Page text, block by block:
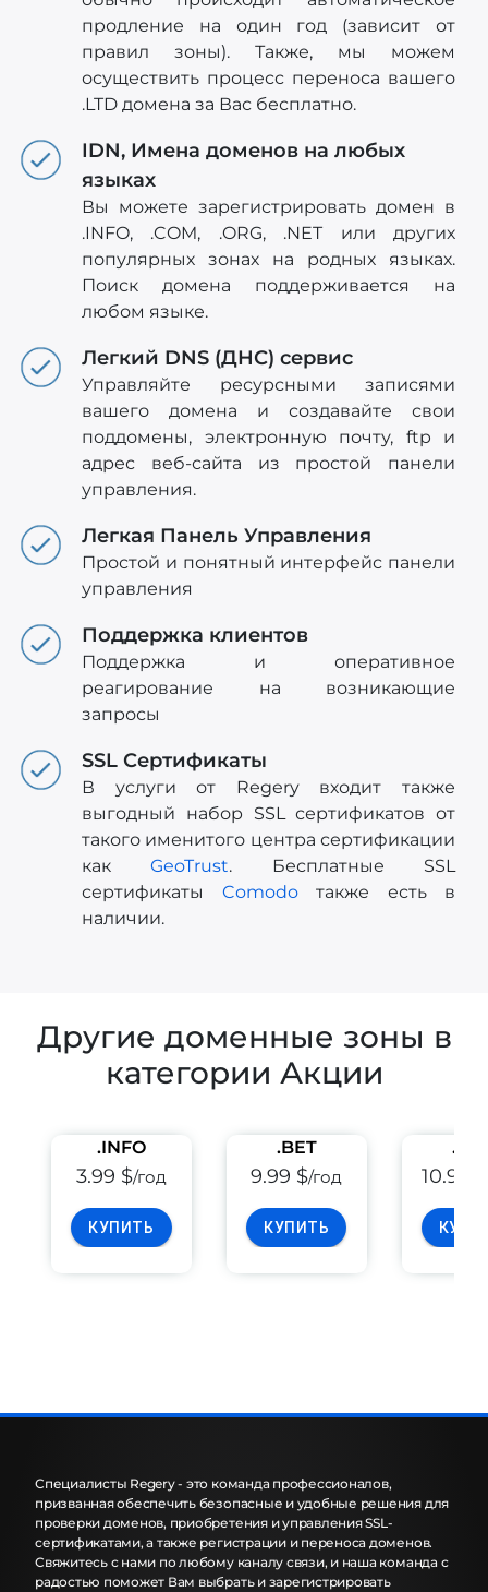
продление на один год (зависит от
правил зоны). Также, мы можем
осуществить процесс переноса вашего
.LTD домена за Вас бесплатно.
IDN, Имена доменов на любых
языках
Вы можете зарегистрировать домен в
.INFO, .COM, .ORG, .NET или других
популярных зонах на родных языках.
Поиск домена поддерживается на
любом языке.
Легкий DNS (ДНС) сервис
Управляйте ресурсными записями
вашего домена и создавайте свои
поддомены, электронную почту, ftp и
адрес веб-сайта из простой панели
управления.
Легкая Панель Управления
Простой и понятный интерфейс панели
управления
Поддержка клиентов
Поддержка и оперативное
реагирование на возникающие
запросы
SSL Сертификаты
В услуги от Regery входит также
выгодный набор SSL сертификатов от
такого именитого центра сертификации
какGeoTrust. Бесплатные SSL
сертификаты Comodoтакже есть в
наличии.
Другие доменные зоны в
категории Акции
.INFO
3.99 $/год
КУПИТЬ
.BET
9.99 $/год
КУПИТЬ
10.99 $
Специалисты Regery - это команда профессионалов,
призванная обеспечить безопасные и удобные решения для
проверки доменов, приобретения и управления SSL-
сертификатами, а также регистрации и переноса доменов.
Свяжитесь с нами по любому каналу связи, и наша команда с
радостью поможет Вам выбрать и зарегистрировать